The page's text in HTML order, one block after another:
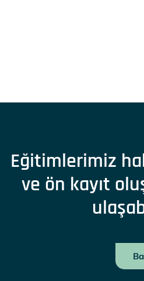
Eğitimlerimiz
ve ön kayıt